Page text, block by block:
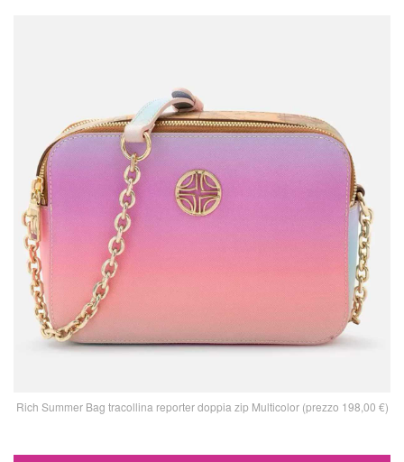
Rich Summer Bag tracollina reporter doppia zip Multicolor (prezzo 198,00 €)